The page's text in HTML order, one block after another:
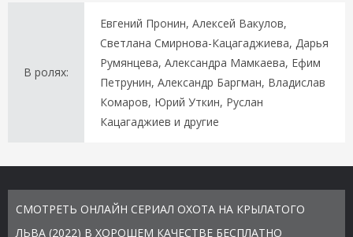
В ролях:
Евгений Пронин, Алексей Вакулов,
Светлана Смирнова-Кацагаджиева, Дарья
Румянцева, Александра Мамкаева, Ефим
Петрунин, Александр Баргман, Владислав
Комаров, Юрий Уткин, Руслан
Кацагаджиев и другие
СМОТРЕТЬ ОНЛАЙН СЕРИАЛ ОХОТА НА КРЫЛАТОГО
ЛЬВА (2022) В ХОРОШЕМ КАЧЕСТВЕ БЕСПЛАТНО